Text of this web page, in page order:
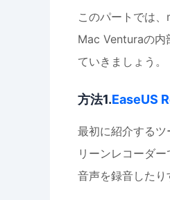
このパートでは
Mac Venturaの内
ていきましょう。
方法1.EaseUS
最初に紹介する
リーンレコーダ
音声を録音したり